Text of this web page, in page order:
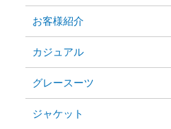
お客様紹介
カジュアル
グレースーツ
ジャケット